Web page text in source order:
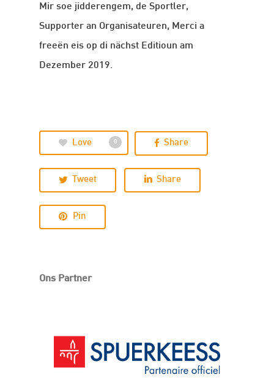
Mir soe jidderengem, de Sportler,
Supporter an Organisateuren, Merci a
freeën eis op di nächst Editioun am
Dezember 2019.
Love 0 Share
Tweet Share
Pin
Ons Partner